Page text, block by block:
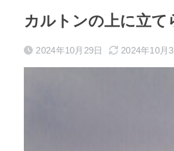
カルトンの上に立て
2024年10月29日 2024年10月